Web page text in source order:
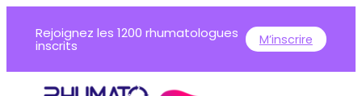
Rejoignez les 1200 rhumatologues
inscrits M’inscrire